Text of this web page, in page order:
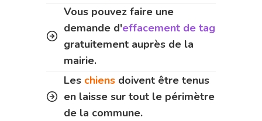
Vous pouvez faire une
demande d'effacement de tag
gratuitement auprès de la
mairie.
Les chiens doivent être tenus
en laisse sur tout le périmètre
de la commune.